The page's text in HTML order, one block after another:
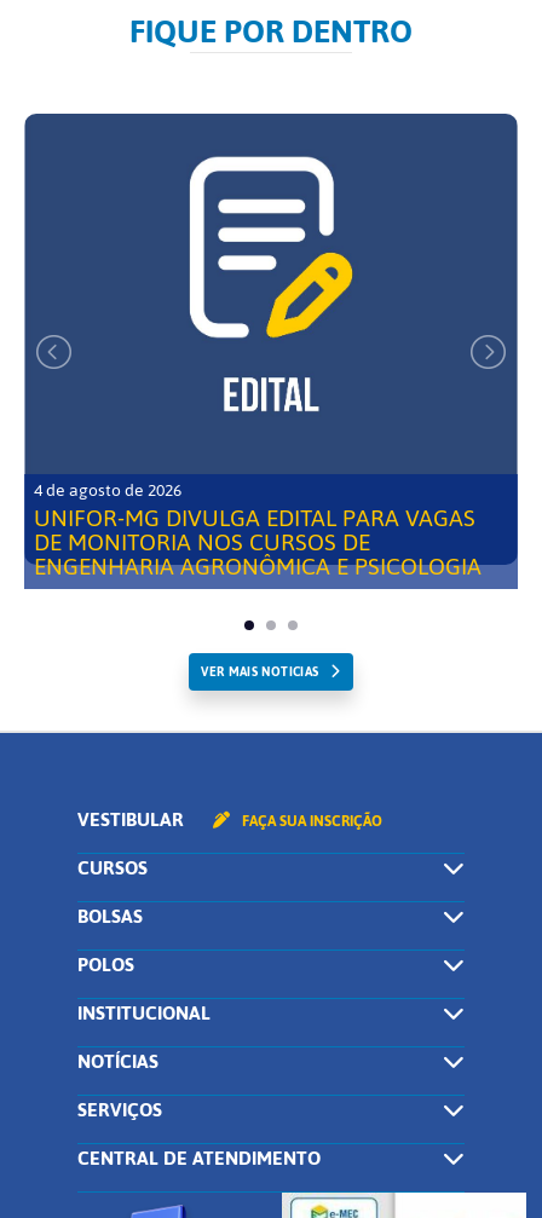
FIQUE POR DENTRO
4 de agosto de 2026
UNIFOR-MG DIVULGA EDITAL PARA VAGAS
DE MONITORIA NOS CURSOS DE
ENGENHARIA AGRONÔMICA E PSICOLOGIA
VER MAIS NOTICIAS
VESTIBULAR FAÇA SUA INSCRIÇÃO
CURSOS
BOLSAS
POLOS
INSTITUCIONAL
NOTÍCIAS
SERVIÇOS
CENTRAL DE ATENDIMENTO